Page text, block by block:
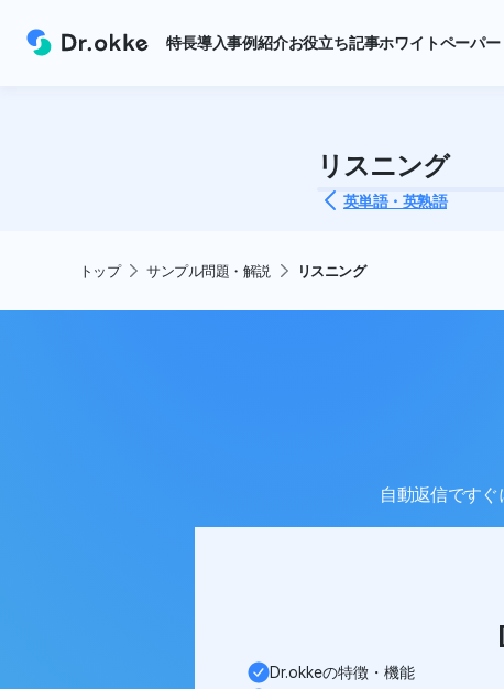
リスニング
英単語・英熟語
特長導入事例紹介お役立ち記事ホワイトペーパー
トップ サンプル問題・解説 リスニング
自動返信です
Dr.okkeの特徴・機能